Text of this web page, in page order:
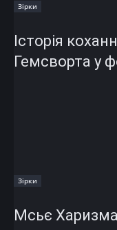
Зірки
Історія
Гемсворта у
Зірки
Мсьє